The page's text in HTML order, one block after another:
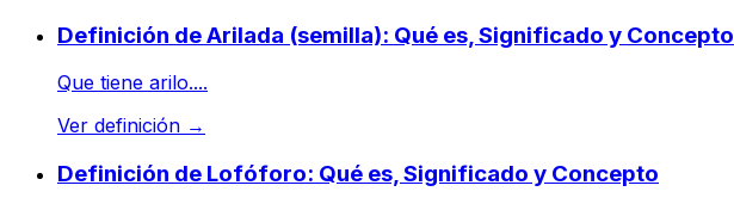
Definición de Arilada (semilla): Qué es, Significado y Concepto
Que tiene arilo....
Ver definición →
Definición de Lofóforo: Qué es, Significado y Concepto